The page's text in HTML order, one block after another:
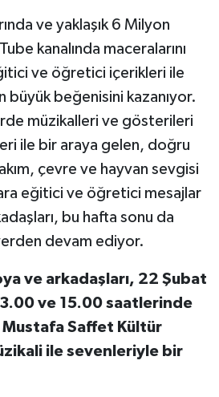
ve yaklaşık 6 Milyon
kanalında maceralarını
ve öğretici içerikleri ile
büyük beğenisini kazanıyor.
müzikalleri ve gösterileri
ile bir araya gelen, doğru
çevre ve hayvan sevgisi
eğitici ve öğretici mesajlar
bu hafta sonu da
devam ediyor.
ve arkadaşları, 22 Şubat
ve 15.00 saatlerinde
Saffet Kültür
ile sevenleriyle bir